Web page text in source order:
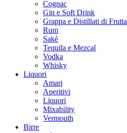
Cognac
Gin e Soft Drink
Grappa e Distillati di Frutta
Rum
Sakè
Tequila e Mezcal
Vodka
Whisky
Liquori
Amari
Aperitivi
Liquori
Mixability
Vermouth
Birre